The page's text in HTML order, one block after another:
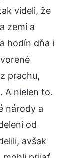
videli, že
zemi a
hodín dňa i
prachu,
A nielen to.
národy a
od
avšak